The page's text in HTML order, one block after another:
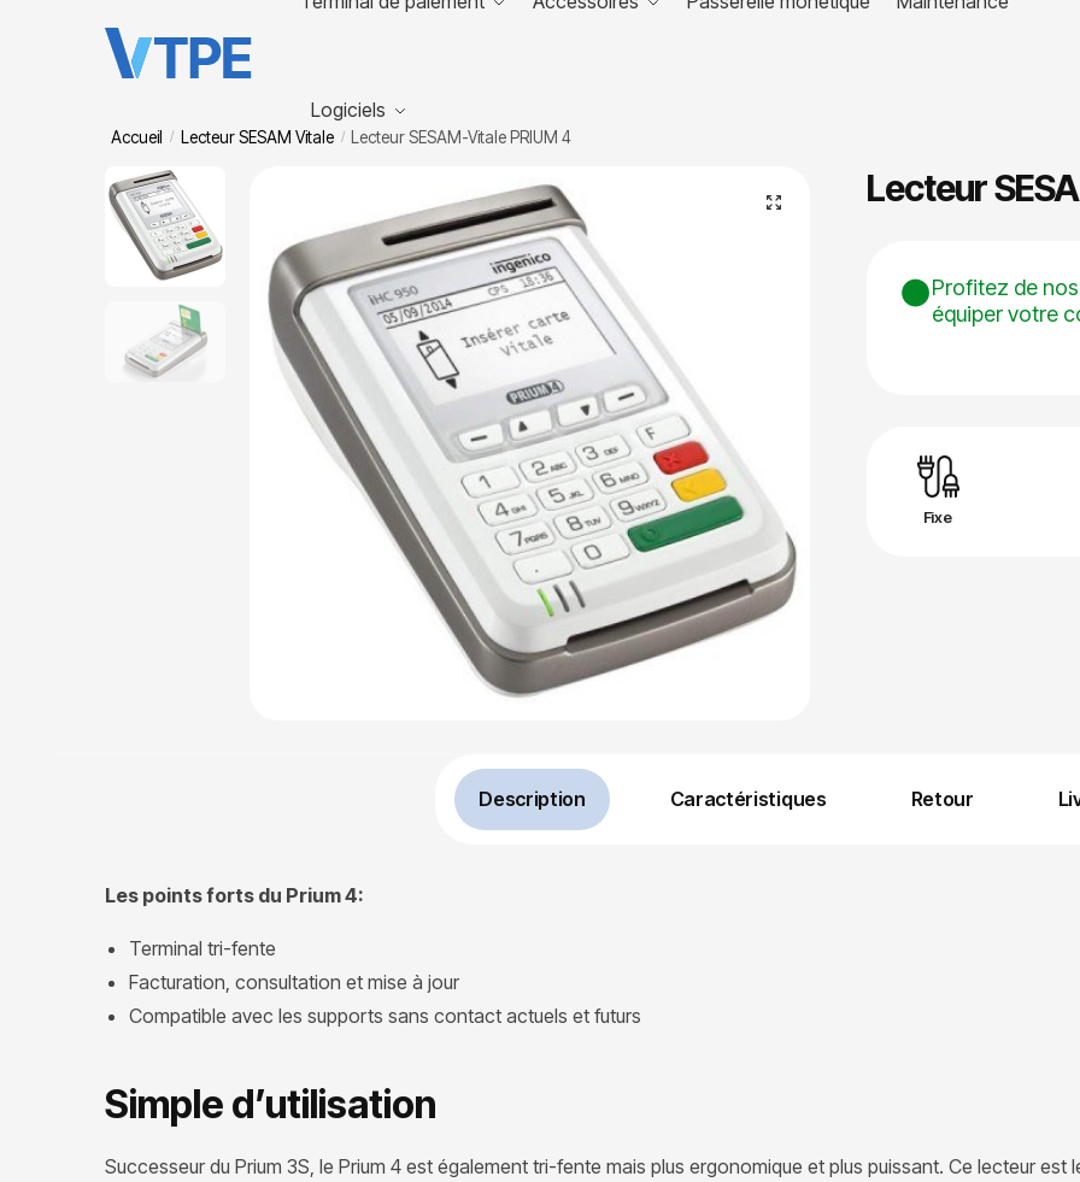
Logiciels
Accueil / Lecteur SESAM Vitale / Lecteur SESAM-Vitale PRIUM 4
🔍 Lecteur
Profitez de
équiper votre
Fixe
Description Caractéristiques Retour
Les points forts du Prium 4:
Terminal tri-fente
Facturation, consultation et mise à jour
Compatible avec les supports sans contact actuels et futurs
Simple d’utilisation
Successeur du Prium 3S, le Prium 4 est également tri-fente mais plus ergonomique et plus puissant. Ce lecteur